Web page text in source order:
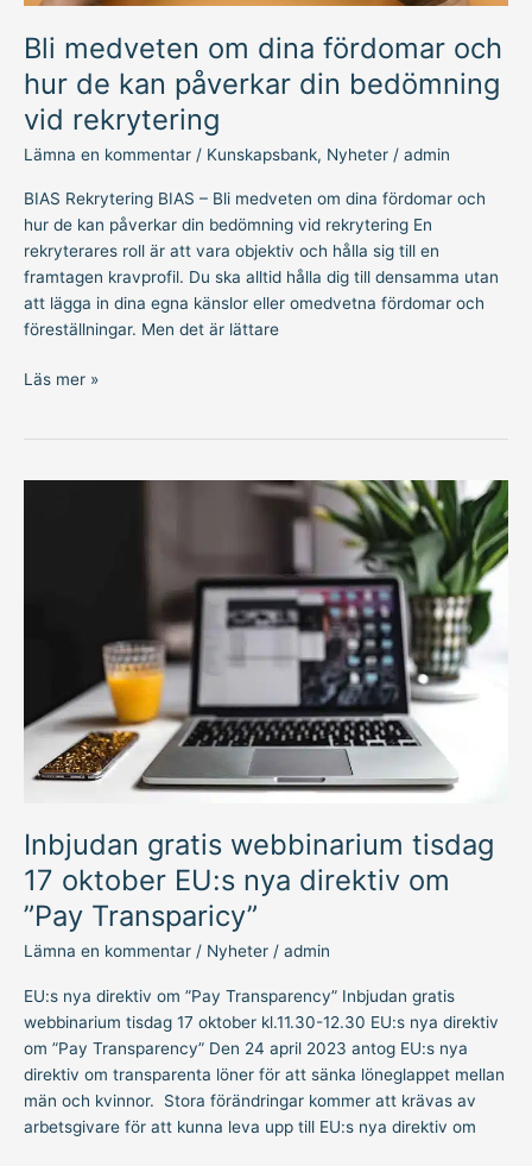
Bli medveten om dina fördomar och
hur de kan påverkar din bedömning
vid rekrytering
Lämna en kommentar / Kunskapsbank, Nyheter / admin
BIAS Rekrytering BIAS – Bli medveten om dina fördomar och
hur de kan påverkar din bedömning vid rekrytering En
rekryterares roll är att vara objektiv och hålla sig till en
framtagen kravprofil. Du ska alltid hålla dig till densamma utan
att lägga in dina egna känslor eller omedvetna fördomar och
föreställningar. Men det är lättare
vid
Läs mer »
Inbjudan gratis webbinarium tisdag
17 oktober EU:s nya direktiv om
”Pay Transparicy”
Lämna en kommentar / Nyheter / admin
EU:s nya direktiv om ”Pay Transparency” Inbjudan gratis
webbinarium tisdag 17 oktober kl.11.30-12.30 EU:s nya direktiv
om ”Pay Transparency” Den 24 april 2023 antog EU:s nya
direktiv om transparenta löner för att sänka löneglappet mellan
män och kvinnor. Stora förändringar kommer att krävas av
arbetsgivare för att kunna leva upp till EU:s nya direktiv om
direktiv
om
”Pay
Transparicy”